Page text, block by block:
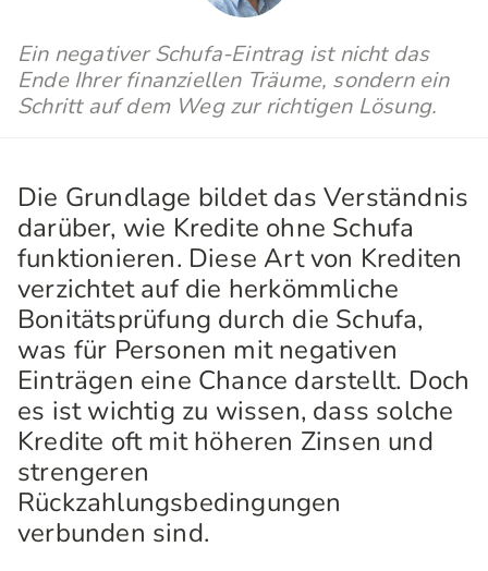
Ein negativer Schufa-Eintrag ist nicht das
Ende Ihrer finanziellen Träume, sondern ein
Schritt auf dem Weg zur richtigen Lösung.
Die Grundlage bildet das Verständnis
darüber, wie Kredite ohne Schufa
funktionieren. Diese Art von Krediten
verzichtet auf die herkömmliche
Bonitätsprüfung durch die Schufa,
was für Personen mit negativen
Einträgen eine Chance darstellt. Doch
es ist wichtig zu wissen, dass solche
Kredite oft mit höheren Zinsen und
strengeren
Rückzahlungsbedingungen
verbunden sind.